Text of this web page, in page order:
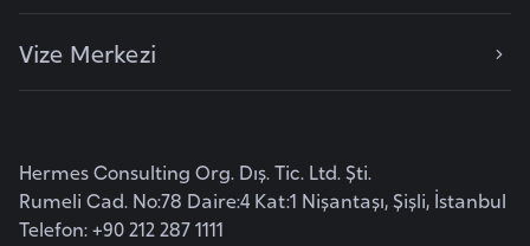
Vize Merkezi
Hermes Consulting Org. Dış. Tic. Ltd. Şti.
Rumeli Cad. No:78 Daire:4 Kat:1 Nişantaşı, Şişli, İstanbul
Telefon: +90 212 287 1111
e
m
h